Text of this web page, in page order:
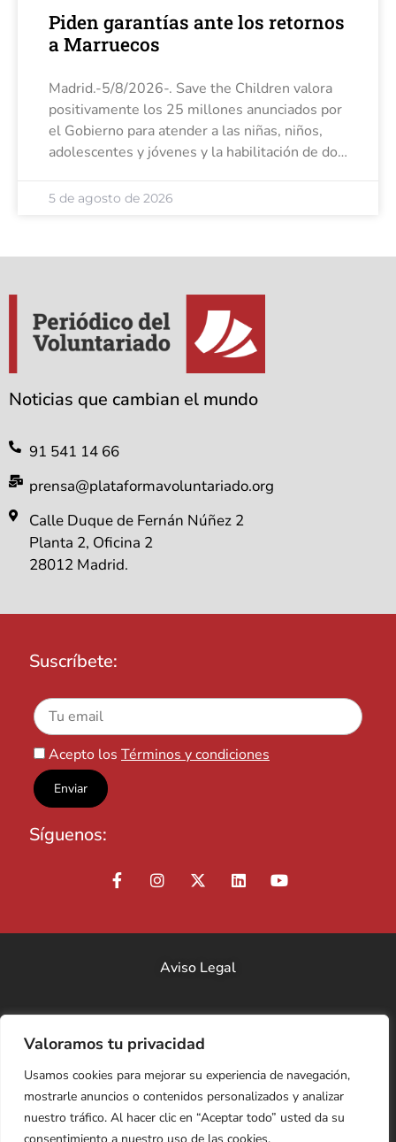
Valoramos tu privacidad
Usamos cookies para mejorar su experiencia de navegación,
mostrarle anuncios o contenidos personalizados y analizar
nuestro tráfico. Al hacer clic en “Aceptar todo” usted da su
Piden garantías ante los retornos
a Marruecos
Madrid.-5/8/2026-. Save the Children valora
positivamente los 25 millones anunciados por
el Gobierno para atender a las niñas, niños,
adolescentes y jóvenes y la habilitación de dos
pide garantizar que
5 de agosto de 2026
Noticias que cambian el mundo
91 541 14 66
prensa@plataformavoluntariado.org
Calle Duque de Fernán Núñez 2
Planta 2, Oficina 2
28012 Madrid.
Suscríbete:
Acepto los Términos y condiciones
Síguenos:
Aviso Legal
Equipo
Contacto